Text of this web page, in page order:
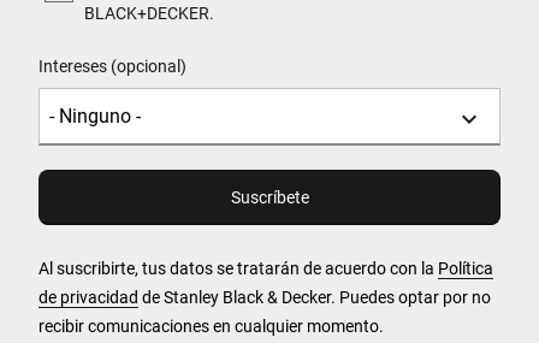
BLACK+DECKER.
Intereses (opcional)
Al suscribirte, tus datos se tratarán de acuerdo con la Política
de privacidad de Stanley Black & Decker. Puedes optar por no
recibir comunicaciones en cualquier momento.